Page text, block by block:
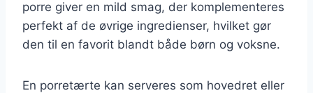
porre giver en mild smag, der komplementeres
perfekt af de øvrige ingredienser, hvilket gør
den til en favorit blandt både børn og voksne.
En porretærte kan serveres som hovedret eller